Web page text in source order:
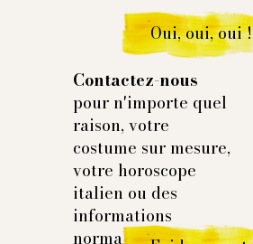
Contactez-nous
pour n'importe quel
raison, votre
costume sur mesure,
votre horoscope
italien ou des
informations
normales et
Oui, oui, oui !